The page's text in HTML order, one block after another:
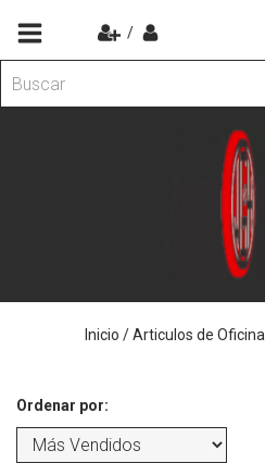
/
Inicio /Articulos de Oficina
Ordenar por: